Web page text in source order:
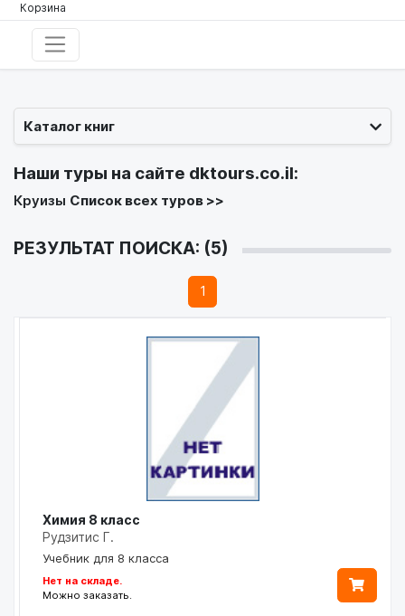
Корзина
Каталог книг
Наши туры на сайте dktours.co.il:
Круизы Список всех туров >>
РЕЗУЛЬТАТ ПОИСКА: (5)
1
Химия 8 класс
Рудзитис Г.
Учебник для 8 класса
Нет на складе.
Можно заказать.